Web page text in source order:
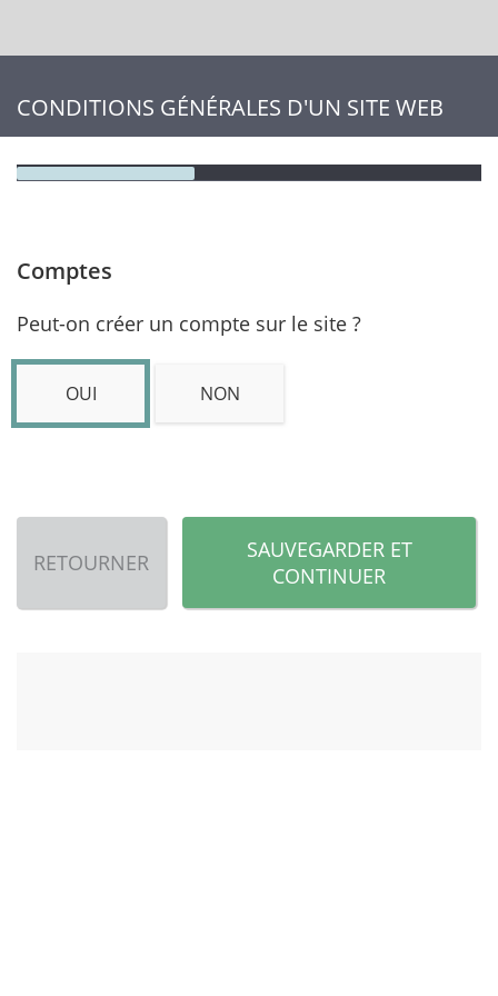
CONDITIONS GÉNÉRALES D'UN SITE WEB
Comptes
Peut-on créer un compte sur le site ?
OUI NON
RETOURNER
SAUVEGARDER ET
CONTINUER